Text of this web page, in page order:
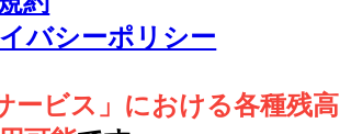
バシーポリシー
ービス」における各種残